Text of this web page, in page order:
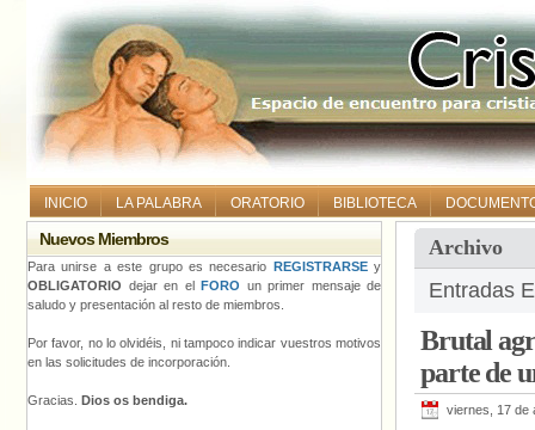
INICIO LA PALABRA ORATORIO BIBLIOTECA
Archivo
Entradas
Brutal
parte de
viernes, 17 de
Nuevos Miembros
Para unirse a este grupo es necesario REGISTRARSEy
OBLIGATORIO dejar en el FORO un primer mensaje de
saludo y presentación al resto de miembros.
Por favor, no lo olvidéis, ni tampoco indicar vuestros motivos
en las solicitudes de incorporación.
Gracias. Dios os bendiga.